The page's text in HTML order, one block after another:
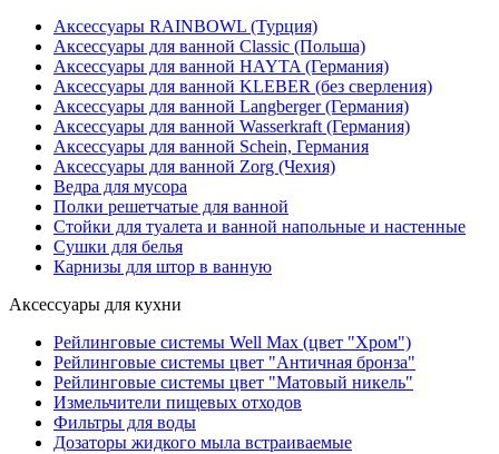
Аксессуары RAINBOWL (Турция)
Аксессуары для ванной Classic (Польша)
Аксессуары для ванной HAYTA (Германия)
Аксессуары для ванной KLEBER (без сверления)
Аксессуары для ванной Langberger (Германия)
Аксессуары для ванной Wasserkraft (Германия)
Аксессуары для ванной Schein, Германия
Аксессуары для ванной Zorg (Чехия)
Ведра для мусора
Полки решетчатые для ванной
Стойки для туалета и ванной напольные и настенные
Сушки для белья
Карнизы для штор в ванную
Аксессуары для кухни
Рейлинговые системы Well Max (цвет "Хром")
Рейлинговые системы цвет "Античная бронза"
Рейлинговые системы цвет "Матовый никель"
Измельчители пищевых отходов
Фильтры для воды
Дозаторы жидкого мыла встраиваемые